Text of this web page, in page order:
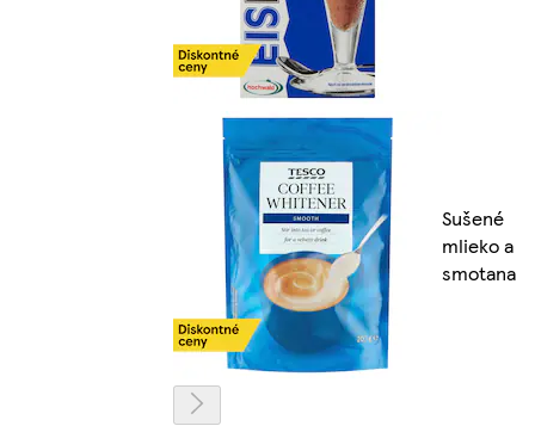
Sušené
mlieko a
smotana